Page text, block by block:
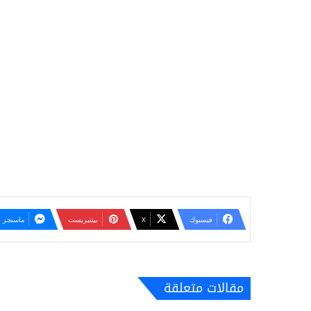
فيسبوك ‫X بينتيريست ماسنجر
مقالات متعلقة